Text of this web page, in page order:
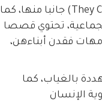
وهذه الأضرار تناول كتاب "لا يستطيعون قتل النجوم" (They Can’t Kill The Stars) جانبا منها، كما
الإبادة الجماعية، تحتوي قصصا
فقدن أبناءهن،
بالغياب، كما
الإنسان